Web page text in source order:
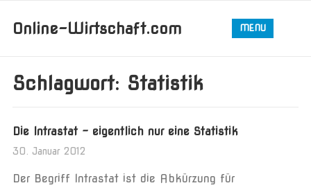
Online-Wirtschaft.com MENU
Schlagwort: Statistik
Die Intrastat – eigentlich nur eine Statistik
30. Januar 2012
Der Begriff Intrastat ist die Abkürzung für